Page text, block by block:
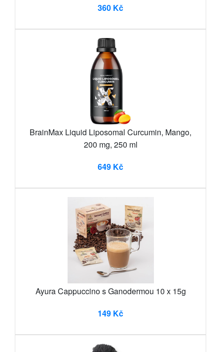
360 Kč
BrainMax Liquid Liposomal Curcumin, Mango,
200 mg, 250 ml
649 Kč
Ayura Cappuccino s Ganodermou 10 x 15g
149 Kč